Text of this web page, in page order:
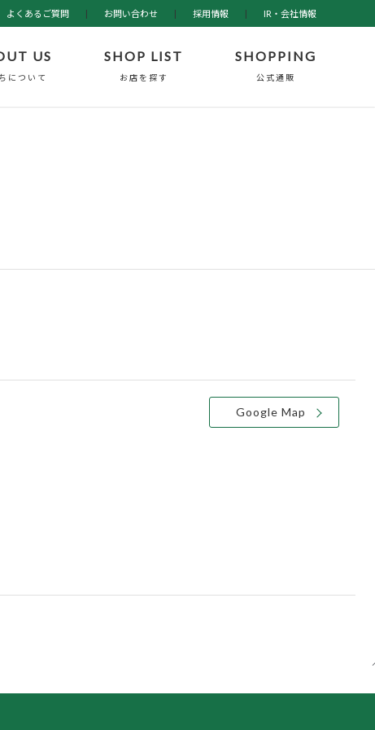
よくあるご質問 | お問い合わせ | 採用情報 | IR・会社情報
US
について
SHOP LIST
お店を探す
SHOPPING
公式通販
Google Map